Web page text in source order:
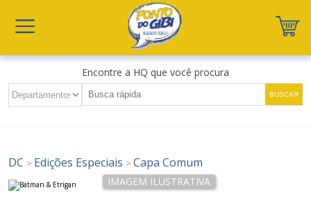
Encontre a HQ que você procura
DC > Edições Especiais >Capa Comum